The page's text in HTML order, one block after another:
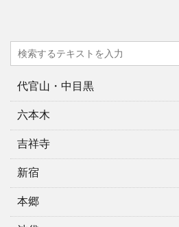
代官山・中目黒
六本木
吉祥寺
新宿
本郷